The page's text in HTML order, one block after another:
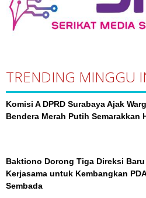
TRENDING MINGGU
Komisi A DPRD Surabaya Ajak
Bendera Merah Putih Semarakkan
Baktiono Dorong Tiga Direksi
Kerjasama untuk Kembangkan
Sembada